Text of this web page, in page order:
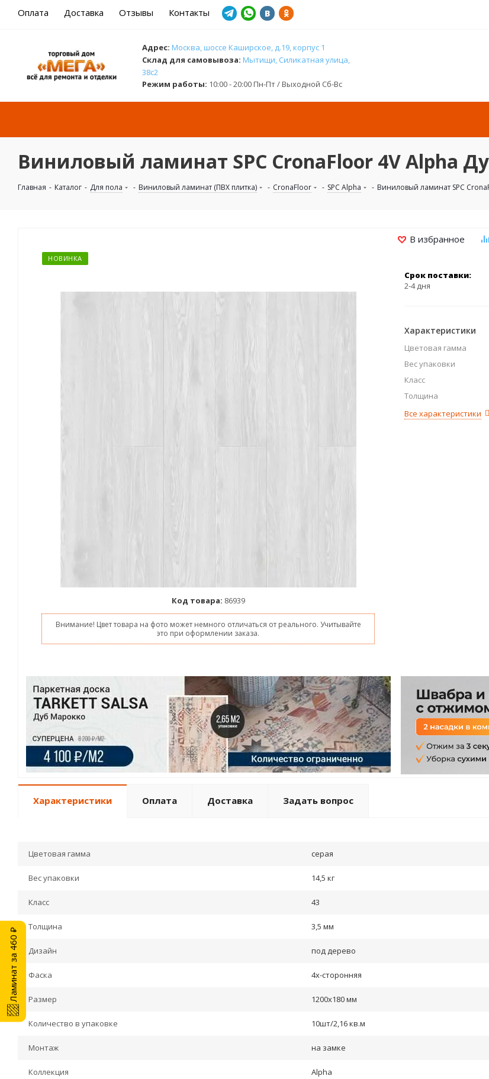
Оплата Доставка Отзывы Контакты
Адрес: Москва, шоссе Каширское, д.19, корпус 1
Cклад для самовывоза: Мытищи, Силикатная улица,
38с2
Режим работы: 10:00 - 20:00 Пн-Пт / Выходной Сб-Вс
Виниловый ламинат SPC CronaFloor 4V Alpha
Главная - Каталог - Для пола - Виниловый ламинат (ПВХ плитка) - CronaFloor - SPC Alpha - Виниловый ламинат SPC
НОВИНКА
Код товара: 86939
Внимание! Цвет товара на фото может немного отличаться от реального. Учитывайте
это при оформлении заказа.
Срок поставки:
2-4 дня
Характеристики
Цветовая гамма
Вес упаковки
Класс
Толщина
Все характеристики
Характеристики Оплата Доставка Задать вопрос
Цветовая гамма серая
Вес упаковки 14,5 кг
Класс 43
Толщина 3,5 мм
Дизайн под дерево
Фаска 4х-сторонняя
Размер 1200х180 мм
Количество в упаковке 10шт/2,16 кв.м
Монтаж на замке
Коллекция Alpha
Ламинат за 460 ₽